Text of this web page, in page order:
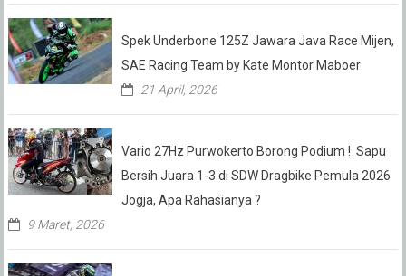
Spek Underbone 125Z Jawara Java Race Mijen,
SAE Racing Team by Kate Montor Maboer
21 April, 2026
Vario 27Hz Purwokerto Borong Podium ! Sapu
Bersih Juara 1-3 di SDW Dragbike Pemula 2026
Jogja, Apa Rahasianya ?
9 Maret, 2026